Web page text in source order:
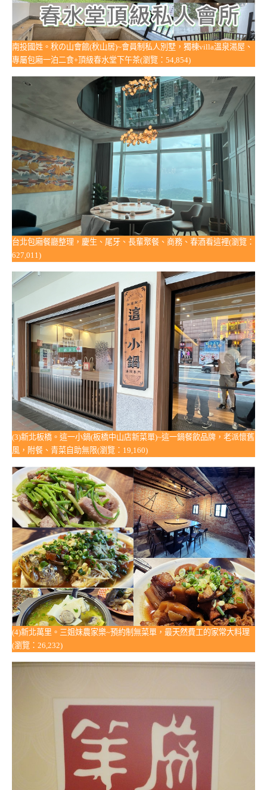
南投國姓。秋の山會館(秋山居)~會員制私人別墅，獨棟villa溫泉湯屋、
專屬包廂一泊二食+頂級春水堂下午茶(瀏覽：54,854)
台北包廂餐廳整理，慶生、尾牙、長輩聚餐、商務、春酒看這裡(瀏覽：
627,011)
(3)新北板橋。這一小鍋(板橋中山店新菜單)~這一鍋餐飲品牌，老派懷舊
風，附餐、青菜自助無限(瀏覽：19,160)
(4)新北萬里。三姐妹農家樂~預約制無菜單，最天然費工的家常大料理
(瀏覽：26,232)